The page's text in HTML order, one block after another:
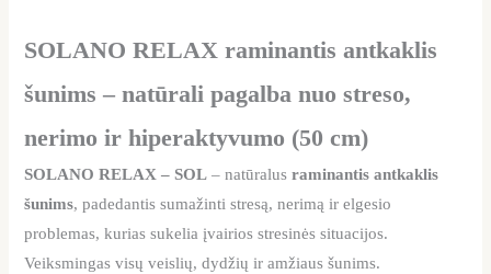
SOLANO RELAX raminantis antkaklis
šunims – natūrali pagalba nuo streso,
nerimo ir hiperaktyvumo (50 cm)
SOLANO RELAX – SOL – natūralusraminantis antkaklis
šunims, padedantis sumažinti stresą, nerimą ir elgesio
problemas, kurias sukelia įvairios stresinės situacijos.
Veiksmingas visų veislių, dydžių ir amžiaus šunims.